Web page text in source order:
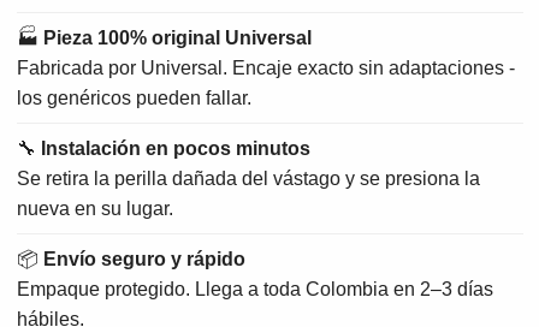
🏭 Pieza 100% original Universal
Fabricada por Universal. Encaje exacto sin adaptaciones -
los genéricos pueden fallar.
🔧
Instalación en pocos minutos
Se retira la perilla dañada del vástago y se presiona la
nueva en su lugar.
📦 Envío seguro y rápido
Empaque protegido. Llega a toda Colombia en 2–3 días
hábiles.